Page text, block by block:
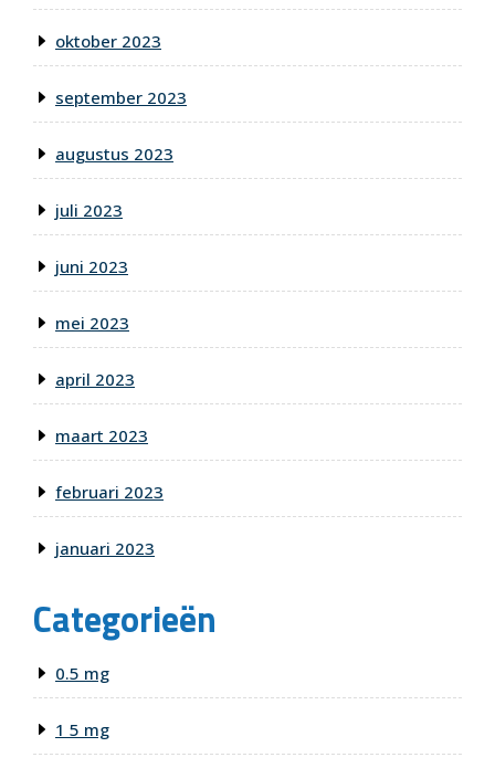
oktober 2023
september 2023
augustus 2023
juli 2023
juni 2023
mei 2023
april 2023
maart 2023
februari 2023
januari 2023
Categorieën
0.5 mg
1 5 mg